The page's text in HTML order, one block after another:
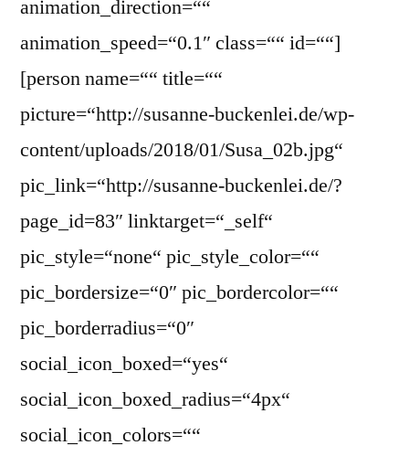
animation_direction=““
animation_speed=“0.1″ class=““ id=““]
[person name=““ title=““
picture=“http://susanne-buckenlei.de/wp-
content/uploads/2018/01/Susa_02b.jpg“
pic_link=“http://susanne-buckenlei.de/?
page_id=83″ linktarget=“_self“
pic_style=“none“ pic_style_color=““
pic_bordersize=“0″ pic_bordercolor=““
pic_borderradius=“0″
social_icon_boxed=“yes“
social_icon_boxed_radius=“4px“
social_icon_colors=““